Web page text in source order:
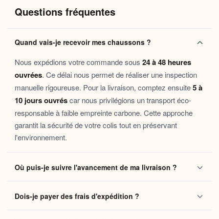
Semelle antidérapante souple: une prise en main
sécurisée sur tous les types de sols, même le carrelage
froid du matin.
Doublure thermo-douce: la chaleurreste là où elle
doit être, autour de vos pieds, pour une sensation de
Légèreté et souplesse
: aucune sensation de lourdeur,
juste la douceurd’un chausson qui s’oublie et
accompagne.
Entretien facile: conçus pour durer et se laver sans
perdre leur moelleux ni leur forme.
à transformer leur intérieur en véritable cocon deconfort
Parfaits pour les matins tranquilles à lamaison, les soirées au
convalescence, ils font aussi un cadeau doux et attentionné pour
ceux qu’on aime.
Questions fréquentes
Quand vais-je recevoir mes chaussons ?
Nous expédions votre commande sous 24 à 48 heures
ouvrées. Ce délai nous permet de réaliser une inspection
manuelle rigoureuse. Pour la livraison, comptez ensuite5 à
10 jours ouvréscar nous privilégions un transport éco-
responsable à faible empreinte carbone. Cette approche
garantit la sécurité de votre colis tout en préservant
l'environnement.
Où puis-je suivre l'avancement de ma livraison ?
recevez automatiquement un e-mail contenant votre
numéro de suivi. Ce lien vous permet de localiser vos
Dois-je payer des frais d'expédition ?